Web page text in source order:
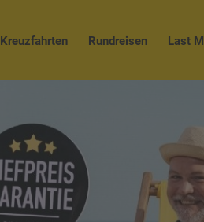
Kreuzfahrten Rundreisen Last